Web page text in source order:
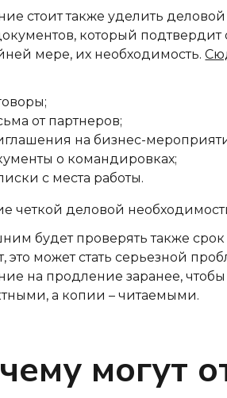
стоит также уделить
который
мере, их необходимость.
от партнеров;
на бизнес-
о командировках;
с места работы.
четкой деловой
будет проверять также срок
это может стать серьезной
на продление заранее,
а копии – читаемыми.
могут